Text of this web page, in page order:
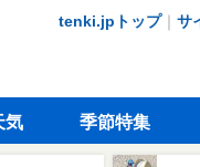
tenki.jpトップ｜ サ
気 季節特集